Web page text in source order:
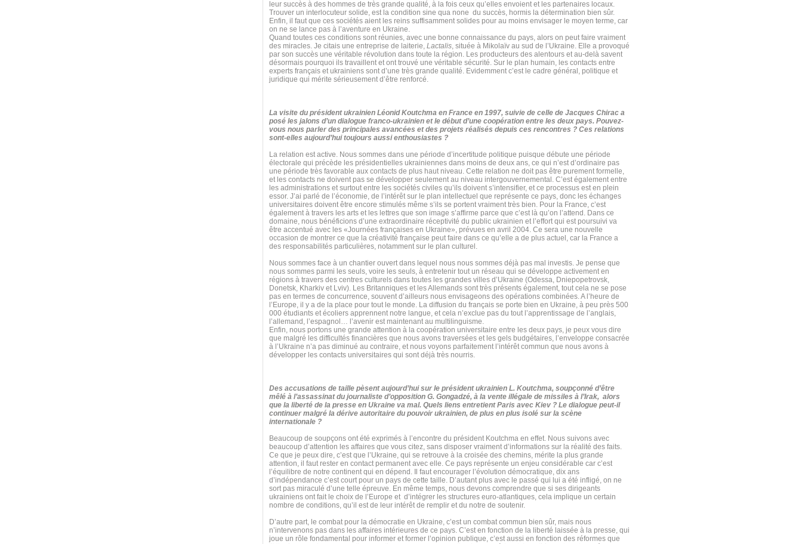
leur succès à des hommes de très grande qualité, à la fois ceux qu’elles envoient et les partenaires locaux.
Trouver un interlocuteur solide, est la condition sine qua none du succès, hormis la détermination bien sûr.
Enfin, il faut que ces sociétés aient les reins suffisamment solides pour au moins envisager le moyen terme, car
on ne se lance pas à l’aventure en Ukraine.
Quand toutes ces conditions sont réunies, avec une bonne connaissance du pays, alors on peut faire vraiment
des miracles. Je citais une entreprise de laiterie, Lactalis, située à Mikolaïv au sud de l’Ukraine. Elle a provoqué
par son succès une véritable révolution dans toute la région. Les producteurs des alentours et au-delà savent
désormais pourquoi ils travaillent et ont trouvé une véritable sécurité. Sur le plan humain, les contacts entre
experts français et ukrainiens sont d’une très grande qualité. Evidemment c’est le cadre général, politique et
juridique qui mérite sérieusement d’être renforcé.
La visite du président ukrainien Léonid Koutchma en France en 1997, suivie de celle de Jacques Chirac a
posé les jalons d’un dialogue franco-ukrainien et le début d’une coopération entre les deux pays. Pouvez-
vous nous parler des principales avancées et des projets réalisés depuis ces rencontres ? Ces relations
sont-elles aujourd’hui toujours aussi enthousiastes ?
La relation est active. Nous sommes dans une période d’incertitude politique puisque débute une période
électorale qui précède les présidentielles ukrainiennes dans moins de deux ans, ce qui n’est d’ordinaire pas
une période très favorable aux contacts de plus haut niveau. Cette relation ne doit pas être purement formelle,
et les contacts ne doivent pas se développer seulement au niveau intergouvernemental. C’est également entre
les administrations et surtout entre les sociétés civiles qu’ils doivent s’intensifier, et ce processus est en plein
essor. J’ai parlé de l’économie, de l’intérêt sur le plan intellectuel que représente ce pays, donc les échanges
universitaires doivent être encore stimulés même s’ils se portent vraiment très bien. Pour la France, c’est
également à travers les arts et les lettres que son image s’affirme parce que c’est là qu’on l’attend. Dans ce
domaine, nous bénéficions d’une extraordinaire réceptivité du public ukrainien et l’effort qui est poursuivi va
être accentué avec les «Journées françaises en Ukraine», prévues en avril 2004. Ce sera une nouvelle
occasion de montrer ce que la créativité française peut faire dans ce qu’elle a de plus actuel, car la France a
des responsabilités particulières, notamment sur le plan culturel.
Nous sommes face à un chantier ouvert dans lequel nous nous sommes déjà pas mal investis. Je pense que
nous sommes parmi les seuls, voire les seuls, à entretenir tout un réseau qui se développe activement en
régions à travers des centres culturels dans toutes les grandes villes d’Ukraine (Odessa, Dniepopetrovsk,
Donetsk, Kharkiv et Lviv). Les Britanniques et les Allemands sont très présents également, tout cela ne se pose
pas en termes de concurrence, souvent d’ailleurs nous envisageons des opérations combinées. A l’heure de
l’Europe, il y a de la place pour tout le monde. La diffusion du français se porte bien en Ukraine, à peu près 500
000 étudiants et écoliers apprennent notre langue, et cela n’exclue pas du tout l’apprentissage de l’anglais,
l’allemand, l’espagnol… l’avenir est maintenant au multilinguisme.
Enfin, nous portons une grande attention à la coopération universitaire entre les deux pays, je peux vous dire
que malgré les difficultés financières que nous avons traversées et les gels budgétaires, l’enveloppe consacrée
à l’Ukraine n’a pas diminué au contraire, et nous voyons parfaitement l’intérêt commun que nous avons à
développer les contacts universitaires qui sont déjà très nourris.
Des accusations de taille pèsent aujourd’hui sur le président ukrainien L. Koutchma, soupçonné d’être
mêlé à l’assassinat du journaliste d’opposition G. Gongadzé, à la vente illégale de missiles à l’Irak, alors
que la liberté de la presse en Ukraine va mal. Quels liens entretient Paris avec Kiev ? Le dialogue peut-il
continuer malgré la dérive autoritaire du pouvoir ukrainien, de plus en plus isolé sur la scène
internationale ?
Beaucoup de soupçons ont été exprimés à l’encontre du président Koutchma en effet. Nous suivons avec
beaucoup d’attention les affaires que vous citez, sans disposer vraiment d’informations sur la réalité des faits.
Ce que je peux dire, c’est que l’Ukraine, qui se retrouve à la croisée des chemins, mérite la plus grande
attention, il faut rester en contact permanent avec elle. Ce pays représente un enjeu considérable car c’est
l’équilibre de notre continent qui en dépend. Il faut encourager l’évolution démocratique, dix ans
d’indépendance c’est court pour un pays de cette taille. D’autant plus avec le passé qui lui a été infligé, on ne
sort pas miraculé d’une telle épreuve. En même temps, nous devons comprendre que si ses dirigeants
ukrainiens ont fait le choix de l’Europe et d’intégrer les structures euro-atlantiques, cela implique un certain
nombre de conditions, qu’il est de leur intérêt de remplir et du notre de soutenir.
D’autre part, le combat pour la démocratie en Ukraine, c’est un combat commun bien sûr, mais nous
n’intervenons pas dans les affaires intérieures de ce pays. C’est en fonction de la liberté laissée à la presse, qui
joue un rôle fondamental pour informer et former l’opinion publique, c’est aussi en fonction des réformes que